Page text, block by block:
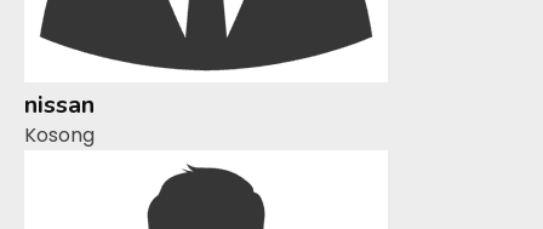
nissan
Kosong